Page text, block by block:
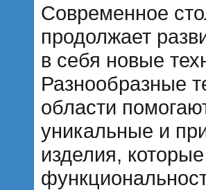
Современное
продолжает
в себя новые
Разнообразные
области
уникальные и
изделия,